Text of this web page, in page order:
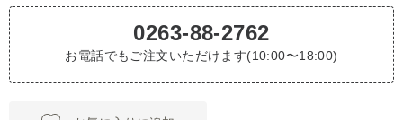
0263-88-2762
お電話でもご注文いただけます(10:00〜18:00)